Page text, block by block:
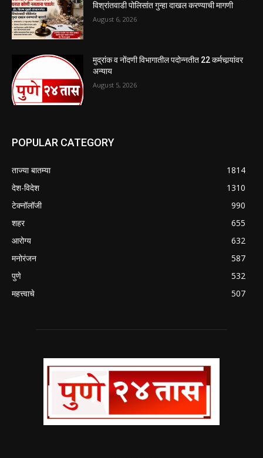
विश्रांतवाडी पोलिसांत गुन्हा दाखल करण्याची मागणी
August 6, 2026
मुद्रांक व नोंदणी विभागातील पदोन्नतीत 22 कर्मचार्‍यांवर
अन्याय
August 5, 2026
POPULAR CATEGORY
ताज्या बातम्या
1814
देश-विदेश
1310
टेक्नॉलॉजी
990
शहर
655
आरोग्य
632
मनोरंजन
587
पुणे
532
महत्त्वाचे
507